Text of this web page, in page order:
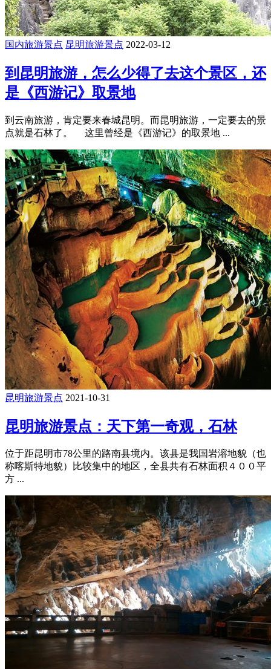
国内旅游景点 昆明旅游景点 2022-03-12
到昆明旅游，怎么少得了去这个景区，还
是《西游记》取景地
到云南旅游，肯定要来春城昆明。而昆明旅游，一定要去的景
点就是石林了。 这里曾经是《西游记》的取景地 ...
昆明旅游景点 2021-10-31
昆明旅游景点：天下第一奇观，石林
位于距昆明市78公里的路南县境内。该县是我国岩溶地貌（也
称喀斯特地貌）比较集中的地区，全县共有石林面积４００平
方 ...